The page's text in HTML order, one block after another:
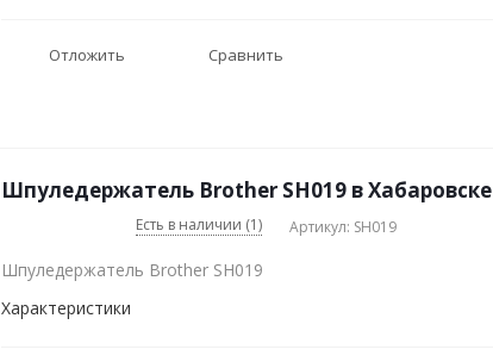
Отложить Сравнить
Шпуледержатель Brother SH019 в Хабаровске
Есть в наличии (1) Артикул: SH019
Шпуледержатель Brother SH019
Характеристики